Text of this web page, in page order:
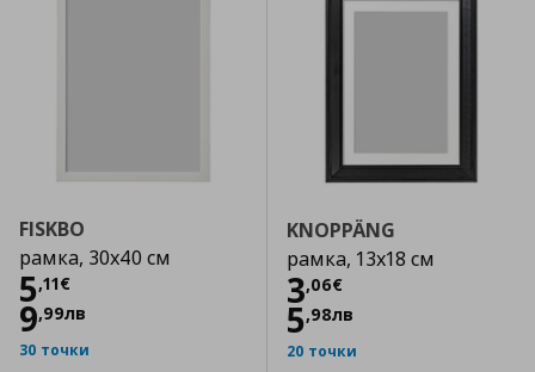
FISKBO
рамка, 30x40 см
5,11€
Цена
9,99лв
30 точки
KNOPPÄNG
рамка, 13x18 см
3,06€
Цена
5,98лв
20 точки